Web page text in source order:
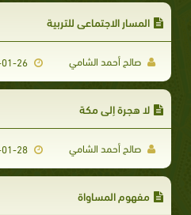
المسار الاجتماعي للتربية
صالح أحمد الشامي 2021-01-26
لا هجرة إلى مكة
صالح أحمد الشامي 2021-01-28
مفهوم المساواة